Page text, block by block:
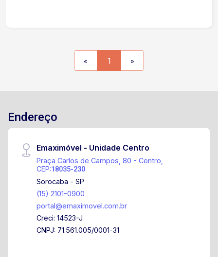
« 1 »
Endereço
Emaximóvel - Unidade Centro
Praça Carlos de Campos, 80 - Centro,
CEP:18035-230
Sorocaba - SP
(15) 2101-0900
portal@emaximovel.com.br
Creci: 14523-J
CNPJ: 71.561.005/0001-31